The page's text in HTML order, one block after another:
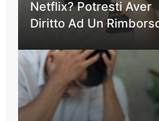
Netflix? Potresti Aver
Diritto Ad Un